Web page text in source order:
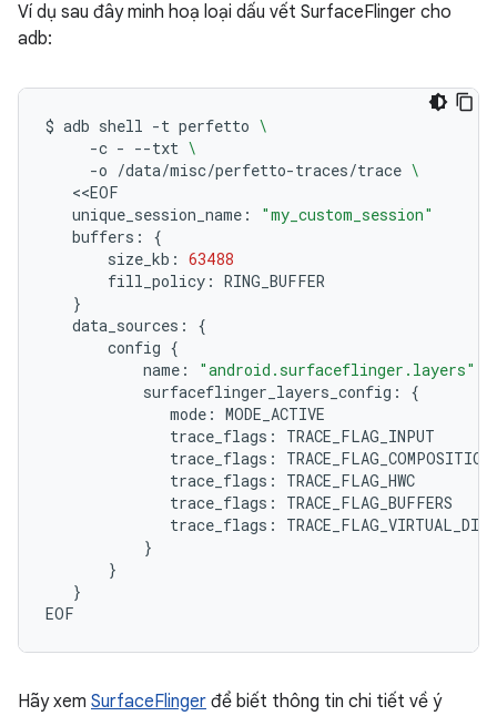
Ví dụ sau đây minh hoạ loại dấu vết SurfaceFlinger cho
adb:
$ adb shell -t perfetto \
-c - --txt \
-o /data/misc/perfetto-traces/trace \
unique_session_name:
"my_custom_session"
buffers:
{
size_kb: 63488
fill_policy:
}
data_sources:
{
config {
name:
"android.surfaceflinger.layers"
surfaceflinger_layers_config:
{
mode:
trace_flags:
trace_flags:
trace_flags:
trace_flags:
trace_flags:
}
}
}
Hãy xem SurfaceFlinger để biết thông tin chi tiết về ý